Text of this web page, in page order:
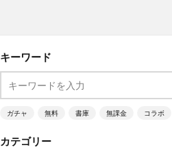
キーワード
ガチャ 無料 書庫 無課金 コラボ
カテゴリー